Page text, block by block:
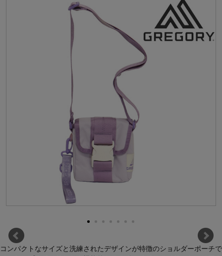
コンパクトなサイズと洗練されたデザインが特徴のショルダーポーチで